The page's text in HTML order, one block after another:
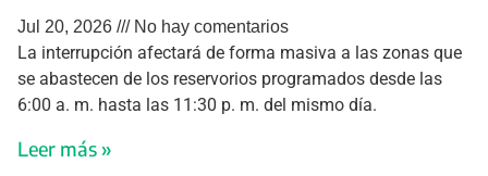
Jul 20, 2026 No hay comentarios
La interrupción afectará de forma masiva a las zonas que
se abastecen de los reservorios programados desde las
6:00 a. m. hasta las 11:30 p. m. del mismo día.
Leer más »